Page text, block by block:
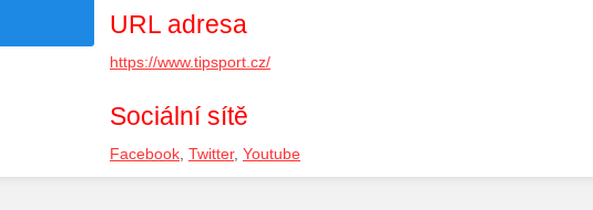
URL adresa
https://www.tipsport.cz/
Sociální sítě
Facebook, Twitter, Youtube